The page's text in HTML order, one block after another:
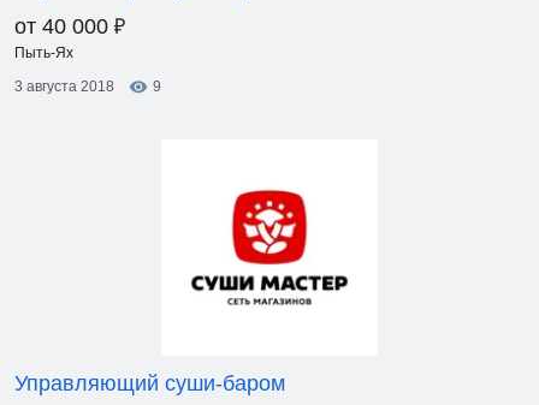
от 40 000 ₽
Пыть-Ях
3 августа 2018
9
Управляющий суши-баром